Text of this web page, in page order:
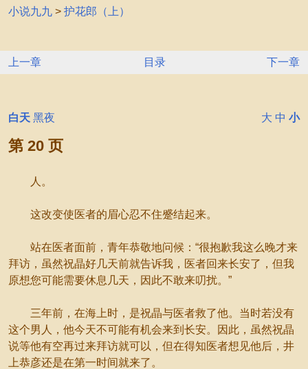
小说九九 > 护花郎（上）
上一章 目录 下一章
白天 黑夜 大 中 小
第 20 页
人。
这改变使医者的眉心忍不住蹙结起来。
站在医者面前，青年恭敬地问候：“很抱歉我这么晚才来
拜访，虽然祝晶好几天前就告诉我，医者回来长安了，但我
原想您可能需要休息几天，因此不敢来叨扰。”
三年前，在海上时，是祝晶与医者救了他。当时若没有
这个男人，他今天不可能有机会来到长安。因此，虽然祝晶
说等他有空再过来拜访就可以，但在得知医者想见他后，井
上恭彦还是在第一时间就来了。